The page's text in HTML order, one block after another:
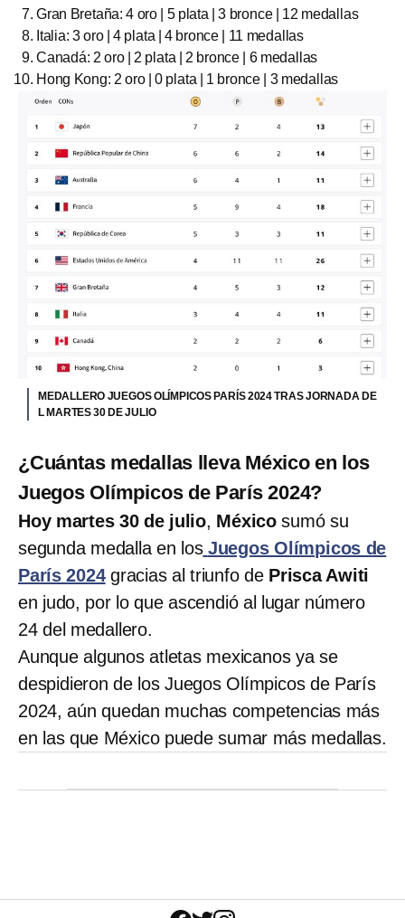
Gran Bretaña: 4 oro | 5 plata | 3 bronce | 12 medallas
Italia: 3 oro | 4 plata | 4 bronce | 11 medallas
Canadá: 2 oro | 2 plata | 2 bronce | 6 medallas
Hong Kong: 2 oro | 0 plata | 1 bronce | 3 medallas
MEDALLERO JUEGOS OLÍMPICOS PARÍS 2024 TRAS JORNADA DE
L MARTES 30 DE JULIO
¿Cuántas medallas lleva México en los
Juegos Olímpicos de París 2024?
Hoy martes 30 de julio, México sumó su
segunda medalla en los Juegos Olímpicos de
París 2024gracias al triunfo de Prisca Awiti
en judo, por lo que ascendió al lugar número
24 del medallero.
Aunque algunos atletas mexicanos ya se
despidieron de los Juegos Olímpicos de París
2024, aún quedan muchas competencias más
en las que México puede sumar más medallas.